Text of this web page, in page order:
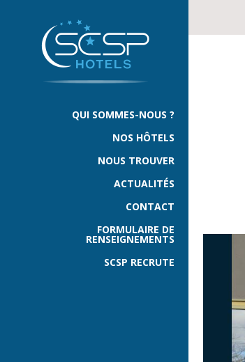
QUI SOMMES-NOUS ?
NOS HÔTELS
NOUS TROUVER
ACTUALITÉS
CONTACT
FORMULAIRE DE
RENSEIGNEMENTS
SCSP RECRUTE